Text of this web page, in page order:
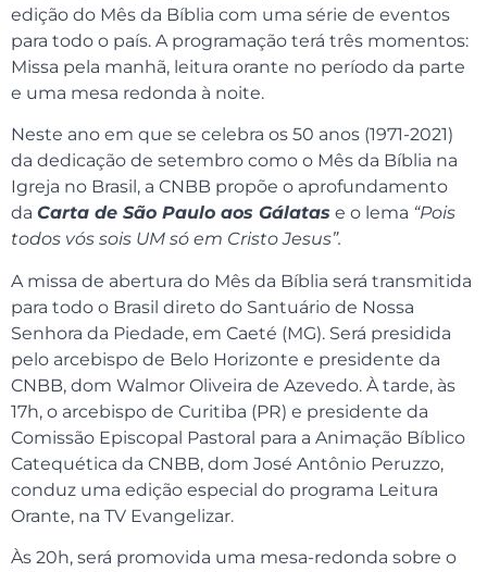
edição do Mês da Bíblia com uma série de eventos
para todo o país. A programação terá três momentos:
Missa pela manhã, leitura orante no período da parte
e uma mesa redonda à noite.
Neste ano em que se celebra os 50 anos (1971-2021)
da dedicação de setembro como o Mês da Bíblia na
Igreja no Brasil, a CNBB propõe o aprofundamento
da Carta de São Paulo aos Gálatas e o lema “Pois
todos vós sois UM só em Cristo Jesus”.
A missa de abertura do Mês da Bíblia será transmitida
para todo o Brasil direto do Santuário de Nossa
Senhora da Piedade, em Caeté (MG). Será presidida
pelo arcebispo de Belo Horizonte e presidente da
CNBB, dom Walmor Oliveira de Azevedo. À tarde, às
17h, o arcebispo de Curitiba (PR) e presidente da
Comissão Episcopal Pastoral para a Animação Bíblico
Catequética da CNBB, dom José Antônio Peruzzo,
conduz uma edição especial do programa Leitura
Orante, na TV Evangelizar.
Às 20h, será promovida uma mesa-redonda sobre o